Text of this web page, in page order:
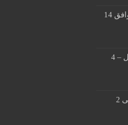
تطبيقات متقدمة لنظم المعلومات الجغرافية 11 – 15 جماد الثاني 1432 ه، الموافق 14
■ ■ تصميم ثلاثي الابعاد 26 جماد الأول- 1 جماد الثاني 1432 ه، الموافق 30 أبريل – 4
المسوحات الميدانية وتحليل البيانات باستخدام حزمة SPSS ه، 28 ربيع الثاني إلى 2